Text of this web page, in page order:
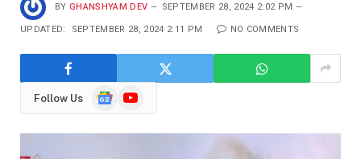
BY GHANSHYAM DEV SEPTEMBER 28, 2024 2:02 PM
UPDATED: SEPTEMBER 28, 2024 2:11 PM NO COMMENTS
Follow Us
GoogleYouTube